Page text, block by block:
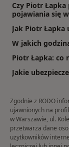
Czy Piotr
pojawiania się
Jak Piotr Łapka
W jakich
Piotr Łapka: co
Jakie
Zgodnie z RODO
ujawnionych na
w Warszawie, ul.
przetwarza dane
użytkowników